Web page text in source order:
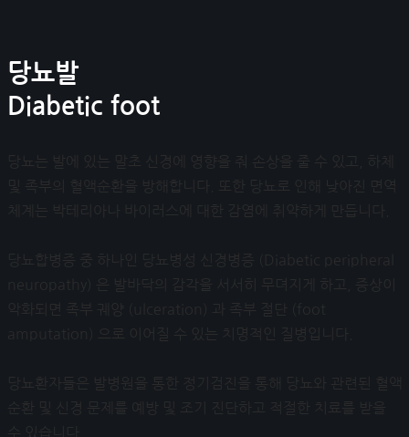
당뇨발
Diabetic foot
당뇨는 발에 있는 말초 신경에 영향을 줘 손상을 줄 수 있고, 하체
및 족부의 혈액순환을 방해합니다. 또한 당뇨로 인해 낮아진 면역
체계는 박테리아나 바이러스에 대한 감염에 취약하게 만듭니다.
당뇨합병증 중 하나인 당뇨병성 신경병증 (Diabetic peripheral
neuropathy) 은 발바닥의 감각을 서서히 무뎌지게 하고, 증상이
악화되면 족부 궤양 (ulceration) 과 족부 절단 (foot
amputation) 으로 이어질 수 있는 치명적인 질병입니다.
당뇨환자들은 발병원을 통한 정기검진을 통해 당뇨와 관련된 혈액
순환 및 신경 문제를 예방 및 조기 진단하고 적절한 치료를 받을
수 있습니다.